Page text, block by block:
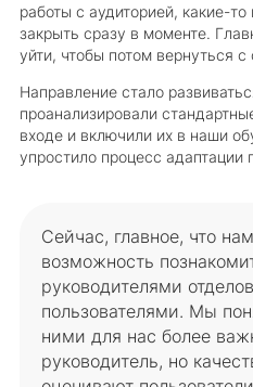
работы с аудиторией, какие-
закрыть сразу в моменте.
уйти, чтобы потом вернуться с
Направление стало
проанализировали
входе и включили их в наши
упростило процесс адаптации
Сейчас, главное, что
возможность
руководителями
пользователями. Мы
ними для нас более
руководитель, но